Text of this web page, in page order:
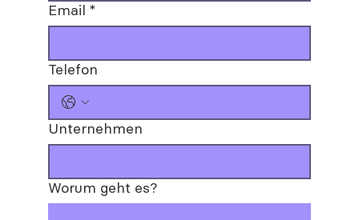
Email *
Telefon
Unternehmen
Worum geht es?